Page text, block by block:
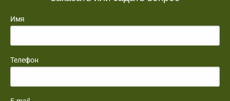
Имя
Телефон